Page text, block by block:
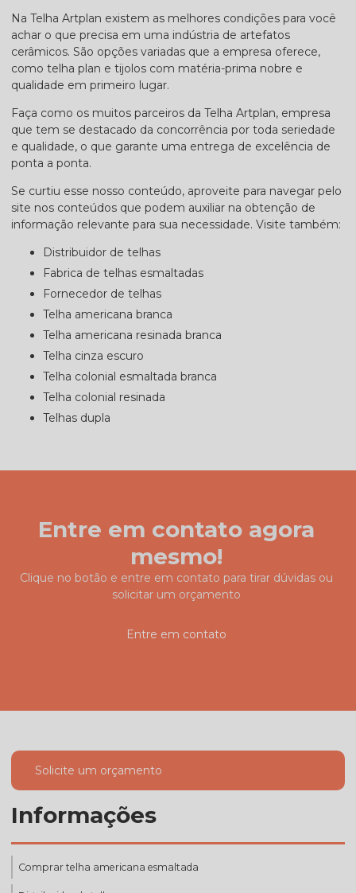
Na Telha Artplan existem as melhores condições para você
achar o que precisa em uma indústria de artefatos
cerâmicos. São opções variadas que a empresa oferece,
como telha plan e tijolos com matéria-prima nobre e
qualidade em primeiro lugar.
Faça como os muitos parceiros da Telha Artplan, empresa
que tem se destacado da concorrência por toda seriedade
e qualidade, o que garante uma entrega de excelência de
ponta a ponta.
Se curtiu esse nosso conteúdo, aproveite para navegar pelo
site nos conteúdos que podem auxiliar na obtenção de
informação relevante para sua necessidade. Visite também:
distribuidor de telhas
fabrica de telhas esmaltadas
fornecedor de telhas
telha americana branca
telha americana resinada branca
telha cinza escuro
telha colonial esmaltada branca
telha colonial resinada
telhas dupla
Entre em contato agora
mesmo!
Clique no botão e entre em contato para tirar dúvidas ou
solicitar um orçamento
Entre em contato
Solicite um orçamento
Informações
Comprar telha americana esmaltada